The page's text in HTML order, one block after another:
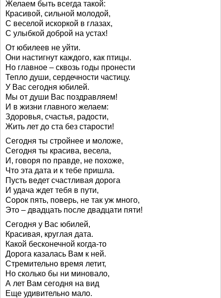
Желаем быть всегда такой:
Красивой, сильной молодой,
С веселой искоркой в глазах,
С улыбкой доброй на устах!
От юбилеев не уйти.
Они настигнут каждого, как птицы.
Но главное – сквозь годы пронести
Тепло души, сердечности частицу.
У Вас сегодня юбилей.
Мы от души Вас поздравляем!
И в жизни главного желаем:
Здоровья, счастья, радости,
Жить лет до ста без старости!
Сегодня ты стройнее и моложе,
Сегодня ты красива, весела,
И, говоря по правде, не похоже,
Что эта дата и к тебе пришла.
Пусть ведет счастливая дорога
И удача ждет тебя в пути,
Сорок пять, поверь, не так уж много,
Это – двадцать после двадцати пяти!
Сегодня у Вас юбилей,
Красивая, круглая дата.
Какой бесконечной когда-то
Дорога казалась Вам к ней.
Стремительно время летит,
Но сколько бы ни миновало,
А лет Вам сегодня на вид
Еще удивительно мало.